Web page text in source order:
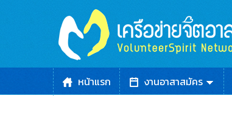
หน้าแรก งานอาสาสมัคร